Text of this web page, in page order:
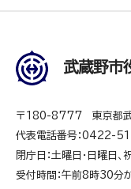
武蔵野市
〒180-8777 東京都
代表電話番号：0422-
閉庁日：土曜日・日曜日
受付時間：午前8時30分